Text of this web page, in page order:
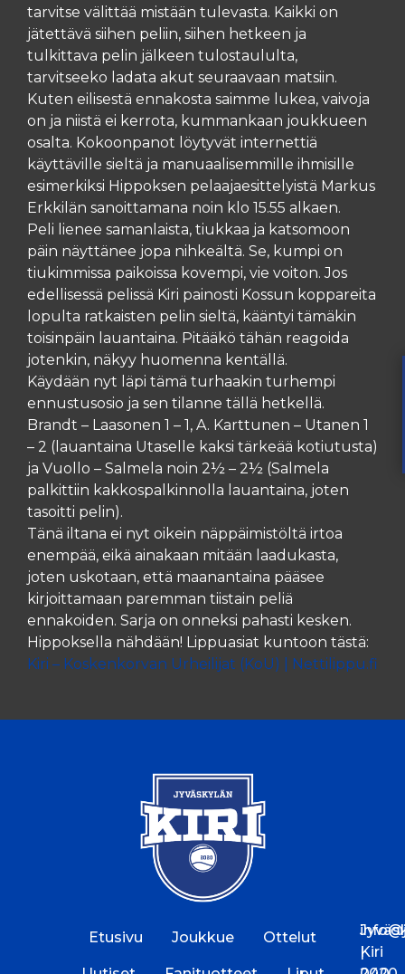
tarvitse välittää mistään tulevasta. Kaikki on
jätettävä siihen peliin, siihen hetkeen ja
tulkittava pelin jälkeen tulostaululta,
tarvitseeko ladata akut seuraavaan matsiin.
Kuten eilisestä ennakosta saimme lukea, vaivoja
on ja niistä ei kerrota, kummankaan joukkueen
osalta. Kokoonpanot löytyvät internettiä
käyttäville sieltä ja manuaalisemmille ihmisille
esimerkiksi Hippoksen pelaajaesittelyistä Markus
Erkkilän sanoittamana noin klo 15.55 alkaen.
Peli lienee samanlaista, tiukkaa ja katsomoon
päin näyttänee jopa nihkeältä. Se, kumpi on
tiukimmissa paikoissa kovempi, vie voiton. Jos
edellisessä pelissä Kiri painosti Kossun koppareita
lopulta ratkaisten pelin sieltä, kääntyi tämäkin
toisinpäin lauantaina. Pitääkö tähän reagoida
jotenkin, näkyy huomenna kentällä.
Käydään nyt läpi tämä turhaakin turhempi
ennustusosio ja sen tilanne tällä hetkellä.
Brandt – Laasonen 1 – 1, A. Karttunen – Utanen 1
– 2 (lauantaina Utaselle kaksi tärkeää kotiutusta)
ja Vuollo – Salmela noin 2½ – 2½ (Salmela
palkittiin kakkospalkinnolla lauantaina, joten
tasoitti pelin).
Tänä iltana ei nyt oikein näppäimistöltä irtoa
enempää, eikä ainakaan mitään laadukasta,
joten uskotaan, että maanantaina pääsee
kirjoittamaan paremman tiistain peliä
ennakoiden. Sarja on onneksi pahasti kesken.
Hippoksella nähdään! Lippuasiat kuntoon tästä:
Kiri – Koskenkorvan Urheilijat (KoU) | Nettilippu.fi
Etusivu Joukkue Ottelut
Kiri
|